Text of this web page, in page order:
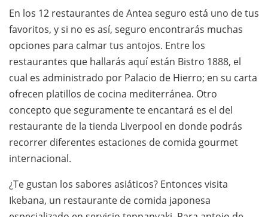
En los 12 restaurantes de Antea seguro está uno de tus
favoritos, y si no es así, seguro encontrarás muchas
opciones para calmar tus antojos. Entre los
restaurantes que hallarás aquí están Bistro 1888, el
cual es administrado por Palacio de Hierro; en su carta
ofrecen platillos de cocina mediterránea. Otro
concepto que seguramente te encantará es el del
restaurante de la tienda Liverpool en donde podrás
recorrer diferentes estaciones de comida gourmet
internacional.
¿Te gustan los sabores asiáticos? Entonces visita
Ikebana, un restaurante de comida japonesa